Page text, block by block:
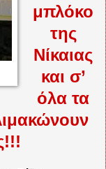
μπλόκο
της
Νίκαιας
και σ’
όλα τα